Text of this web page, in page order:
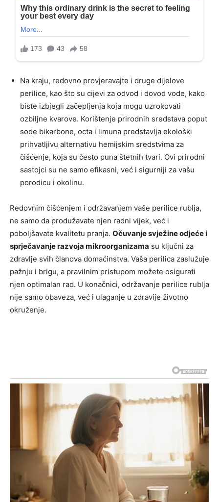
Na kraju, redovno provjeravajte i druge dijelove
perilice, kao što su cijevi za odvod i dovod vode, kako
biste izbjegli začepljenja koja mogu uzrokovati
ozbiljne kvarove. Korištenje prirodnih sredstava poput
sode bikarbone, octa i limuna predstavlja ekološki
prihvatljivu alternativu hemijskim sredstvima za
čišćenje, koja su često puna štetnih tvari. Ovi prirodni
sastojci su ne samo efikasni, već i sigurniji za vašu
porodicu i okolinu.
Redovnim čišćenjem i održavanjem vaše perilice rublja,
ne samo da produžavate njen radni vijek, već i
poboljšavate kvalitetu pranja. Očuvanje svježine odjeće i
sprječavanje razvoja mikroorganizama su ključni za
zdravlje svih članova domaćinstva. Vaša perilica zaslužuje
pažnju i brigu, a pravilnim pristupom možete osigurati
njen optimalan rad. U konačnici, održavanje perilice rublja
nije samo obaveza, već i ulaganje u zdravije životno
okruženje.